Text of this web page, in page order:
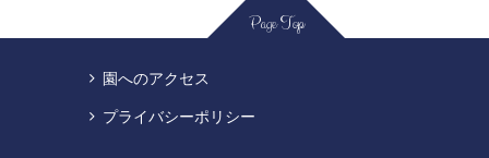
Page Top
園へのアクセス
プライバシーポリシー